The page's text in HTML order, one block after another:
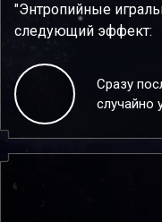
"Энтропийные
следующий эффект:
Сразу
случайно